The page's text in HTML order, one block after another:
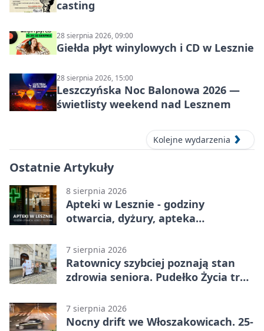
casting
28 sierpnia 2026, 09:00
Giełda płyt winylowych i CD w Lesznie
28 sierpnia 2026, 15:00
Leszczyńska Noc Balonowa 2026 —
świetlisty weekend nad Lesznem
Kolejne wydarzenia
Ostatnie Artykuły
8 sierpnia 2026
Apteki w Lesznie - godziny
otwarcia, dyżury, apteka
7 sierpnia 2026
Ratownicy szybciej poznają stan
zdrowia seniora. Pudełko Życia trafi
7 sierpnia 2026
Nocny drift we Włoszakowicach. 25-